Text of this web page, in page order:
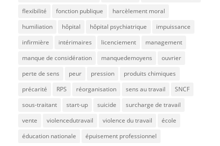
flexibilité
fonction publique
harcèlement moral
humiliation
hôpital hôpital psychiatrique
impuissance
infirmière
intérimaires licenciement
management
manque de considération
manquedemoyens
ouvrier
perte de sens
peur pression
produits chimiques
précarité
RPS réorganisation sens au travail
SNCF
sous-traitant
start-up suicide
surcharge de travail
vente
violencedutravail violence du travail
école
éducation nationale
épuisement professionnel